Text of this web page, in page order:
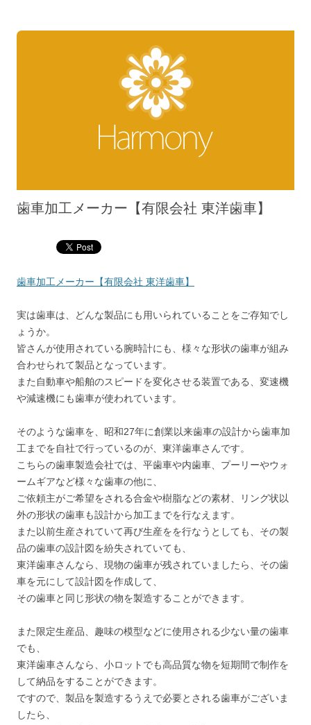
歯車加工メーカー【有限会社 東洋歯車】
歯車加工メーカー【有限会社 東洋歯車】
実は歯車は、どんな製品にも用いられていることをご存知でし
ょうか。
皆さんが使用されている腕時計にも、様々な形状の歯車が組み
合わせられて製品となっています。
また自動車や船舶のスピードを変化させる装置である、変速機
や減速機にも歯車が使われています。
そのような歯車を、昭和27年に創業以来歯車の設計から歯車加
工までを自社で行っているのが、東洋歯車さんです。
こちらの歯車製造会社では、平歯車や内歯車、プーリーやウォ
ームギアなど様々な歯車の他に、
ご依頼主がご希望をされる合金や樹脂などの素材、リング状以
外の形状の歯車も設計から加工までを行なえます。
また以前生産されていて再び生産をを行なうとしても、その製
品の歯車の設計図を紛失されていても、
東洋歯車さんなら、現物の歯車が残されていましたら、その歯
車を元にして設計図を作成して、
その歯車と同じ形状の物を製造することができます。
また限定生産品、趣味の模型などに使用される少ない量の歯車
でも、
東洋歯車さんなら、小ロットでも高品質な物を短期間で制作を
して納品をすることができます。
ですので、製品を製造するうえで必要とされる歯車がございま
したら、